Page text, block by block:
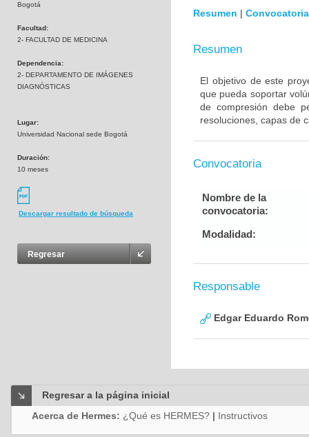
Bogotá
Facultad:
2- FACULTAD DE MEDICINA
Dependencia:
2- DEPARTAMENTO DE IMÁGENES
DIAGNÓSTICAS
Lugar:
Universidad Nacional sede Bogotá
Duración:
10 meses
Descargar resultado de búsqueda
Regresar
Resumen | Convocatoria
Resumen
El objetivo de este
que pueda soportar
de compresión debe
resoluciones, capas de
Convocatoria
Nombre de la
convocatoria:
Modalidad:
Responsable
Edgar Eduardo
Regresar a la página inicial
Acerca de Hermes: ¿Qué es HERMES? | Instructivos